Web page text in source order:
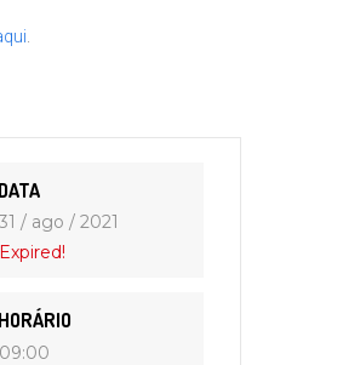
DATA
31 / ago / 2021
Expired!
HORÁRIO
09:00